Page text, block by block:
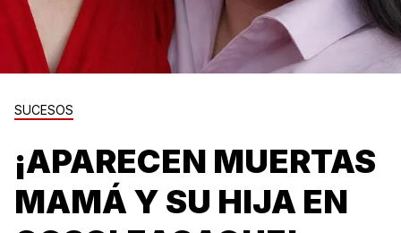
SUCESOS
¡APARECEN MUERTAS
MAMÁ Y SU HIJA EN